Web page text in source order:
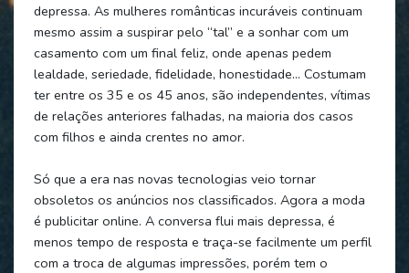
depressa. As mulheres românticas incuráveis continuam
mesmo assim a suspirar pelo “tal” e a sonhar com um
casamento com um final feliz, onde apenas pedem
lealdade, seriedade, fidelidade, honestidade… Costumam
ter entre os 35 e os 45 anos, são independentes, vítimas
de relações anteriores falhadas, na maioria dos casos
com filhos e ainda crentes no amor.
Só que a era nas novas tecnologias veio tornar
obsoletos os anúncios nos classificados. Agora a moda
é publicitar online. A conversa flui mais depressa, é
menos tempo de resposta e traça-se facilmente um perfil
com a troca de algumas impressões, porém tem o